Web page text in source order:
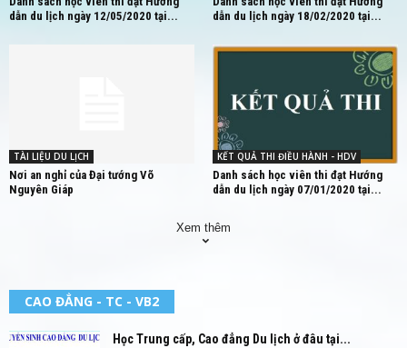
dẫn du lịch ngày 12/05/2020 tại...
dẫn du lịch ngày 18/02/2020 tại...
TÀI LIỆU DU LỊCH
Nơi an nghỉ của Đại tướng Võ
Nguyên Giáp
KẾT QUẢ THI ĐIỀU HÀNH - HDV
Danh sách học viên thi đạt Hướng
dẫn du lịch ngày 07/01/2020 tại...
Xem thêm
CAO ĐẲNG - TC - VB2
Học Trung cấp, Cao đẳng Du lịch ở đâu tại...